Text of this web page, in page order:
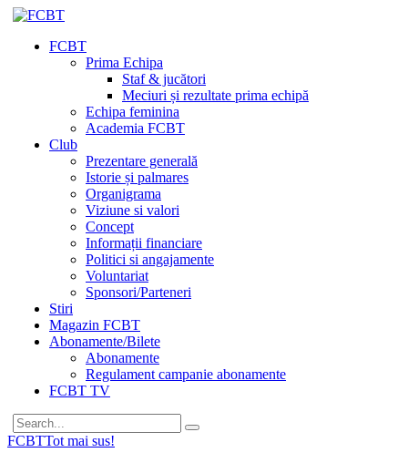
FCBT
Prima Echipa
Staf & jucători
Meciuri și rezultate prima echipă
Echipa feminina
Academia FCBT
Club
Prezentare generală
Istorie și palmares
Organigrama
Viziune si valori
Concept
Informații financiare
Politici si angajamente
Voluntariat
Sponsori/Parteneri
Stiri
Magazin FCBT
Abonamente/Bilete
Abonamente
Regulament campanie abonamente
FCBT TV
FCBTTot mai sus!